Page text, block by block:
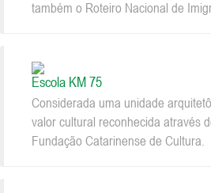
também o Roteiro Nacional de
Escola KM 75
Considerada uma unidade
valor cultural reconhecida através
Fundação Catarinense de Cultura.